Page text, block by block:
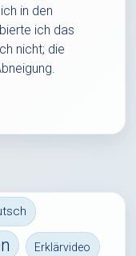
in den
ich das
nicht; die
Erklärvideo